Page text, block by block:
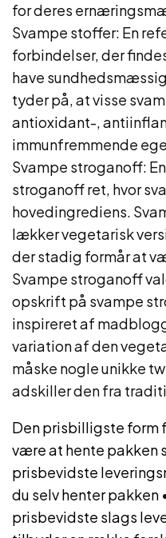
for deres
Svampe stoffer: En
forbindelser, der
have
tyder på, at visse
antioxidant-,
immunfremmende
Svampe stroganoff:
stroganoff ret, hvor
hovedingrediens.
lækker vegetarisk
der stadig formår at
Svampe stroganoff
opskrift på svampe
inspireret af
variation af den
måske nogle unikke
adskiller den fra
Den prisbilligste form
være at hente pakken
prisbevidste
du selv henter pakken
prisbevidste slags